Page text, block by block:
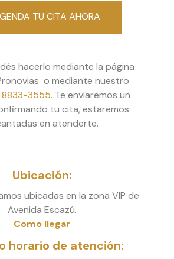
TU CITA AHORA
hacerlo mediante la página
o mediante nuestro
3555. Te enviaremos un
tu cita, estaremos
en atenderte.
Ubicación:
ubicadas en la zona VIP de
Avenida Escazú.
Como llegar
horario de atención: